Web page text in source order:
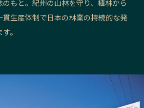
石川エリア
山梨エリア
もと。紀州の山林を守り、植林から
生産体制で日本の林業の持続的な発
。